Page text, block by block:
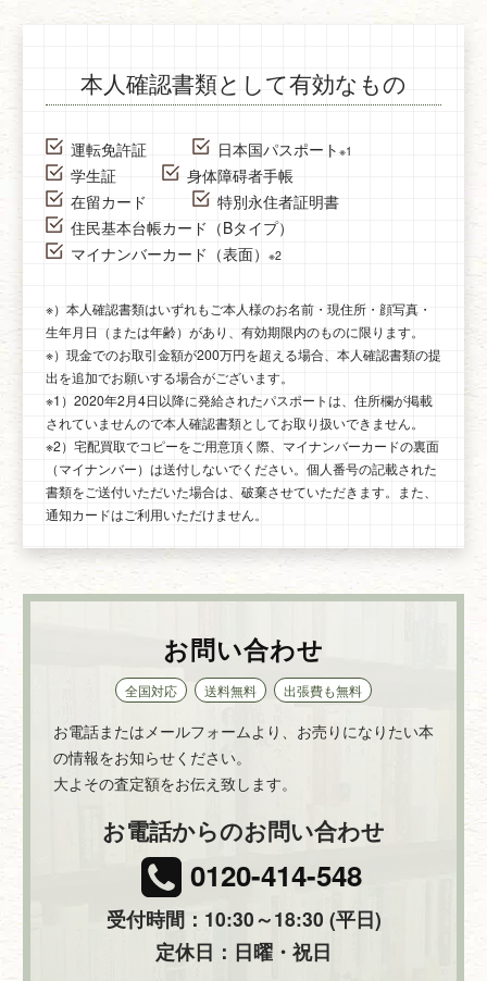
本人確認書類として有効なもの
運転免許証 日本国パスポート ※1
学生証
身体障碍者手帳
在留カード
特別永住者証明書
住民基本台帳カード（Bタイプ）
マイナンバーカード（表面） ※2
※）本人確認書類はいずれもご本人様のお名前・現住所・顔写真・
生年月日（または年齢）があり、有効期限内のものに限ります。
※）現金でのお取引金額が200万円を超える場合、本人確認書類の提
出を追加でお願いする場合がございます。
※1）2020年2月4日以降に発給されたパスポートは、住所欄が掲載
されていませんので本人確認書類としてお取り扱いできません。
※2）宅配買取でコピーをご用意頂く際、マイナンバーカードの裏面
（マイナンバー）は送付しないでください。個人番号の記載された
書類をご送付いただいた場合は、破棄させていただきます。また、
通知カードはご利用いただけません。
お問い合わせ
全国対応 送料無料 出張費も無料
お電話またはメールフォームより、お売りになりたい本
の情報をお知らせください。
大よその査定額をお伝え致します。
お電話からのお問い合わせ
0120-414-548
受付時間：10:30～18:30 (平日)
定休日：日曜・祝日